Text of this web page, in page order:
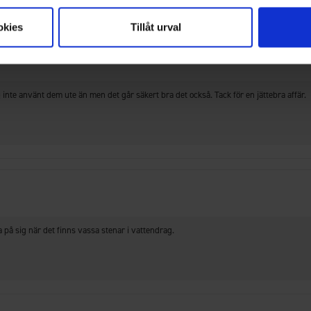
Tillåt urval
använt dem ute än men det går säkert bra det också. Tack för en jättebra affär.
sig när det finns vassa stenar i vattendrag.